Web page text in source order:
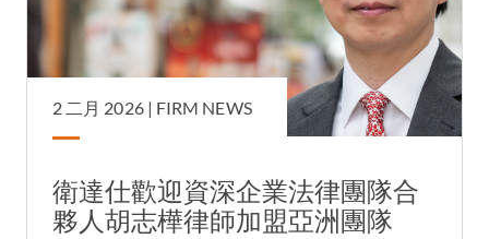
2 二月 2026 | FIRM NEWS
衛達仕歡迎資深企業法律團隊合
夥人胡志樺律師加盟亞洲團隊